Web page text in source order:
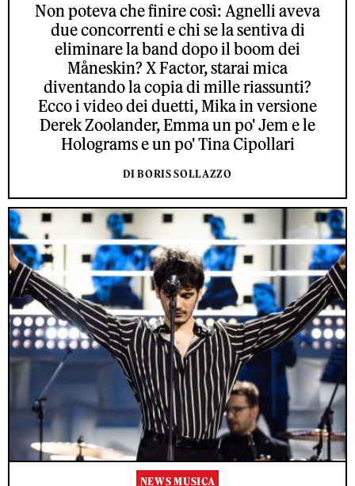
Non poteva che finire così: Agnelli aveva
due concorrenti e chi se la sentiva di
eliminare la band dopo il boom dei
Måneskin? X Factor, starai mica
diventando la copia di mille riassunti?
Ecco i video dei duetti, Mika in versione
Derek Zoolander, Emma un po' Jem e le
Holograms e un po' Tina Cipollari
DI BORIS SOLLAZZO
NEWS MUSICA